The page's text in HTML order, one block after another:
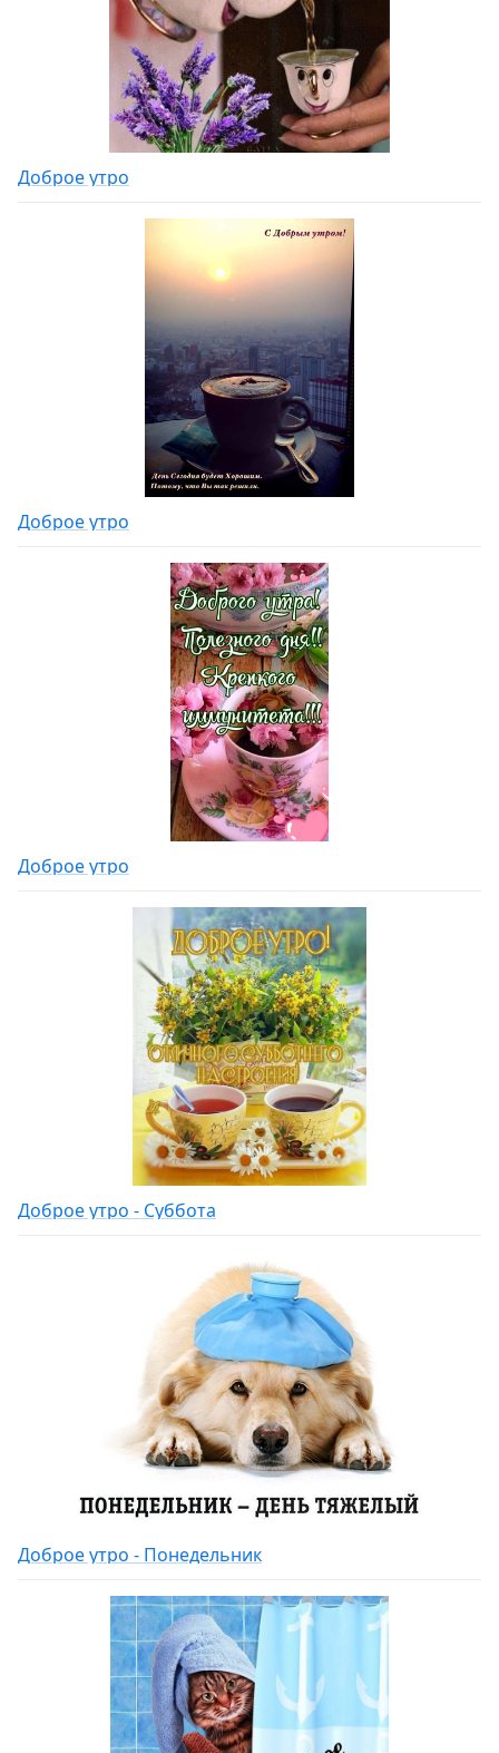
Доброе утро
Доброе утро
Доброе утро
Доброе утро - Суббота
Доброе утро - Понедельник